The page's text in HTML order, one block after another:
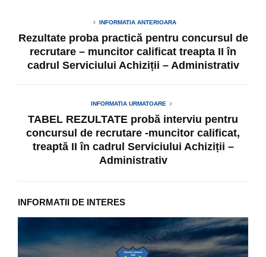
INFORMATIA ANTERIOARA
Rezultate proba practică pentru concursul de
recrutare – muncitor calificat treapta II în
cadrul Serviciului Achiziții – Administrativ
INFORMATIA URMATOARE
TABEL REZULTATE probă interviu pentru
concursul de recrutare -muncitor calificat,
treaptă II în cadrul Serviciului Achiziții –
Administrativ
INFORMATII DE INTERES